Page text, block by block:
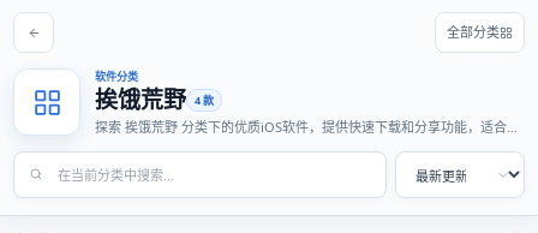
全部分类
软件分类
挨饿荒野 4 款
探索 挨饿荒野 分类下的优质iOS软件，提供快速下载和分享功能，适合各